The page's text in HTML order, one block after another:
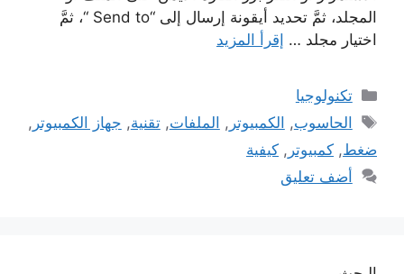
المجلد، ثمَّ تحديد أيقونة إرسال إلى “Send to “، ثمَّ
اختيار مجلد … إقرأ المزيد
التصنيفات
تكنولوجيا
الوسوم
الحاسوب, الكمبيوتر , الملفات,تقنية, جهاز الكمبيوتر ,
ضغط, كمبيوتر , كيفية
أضف تعليق